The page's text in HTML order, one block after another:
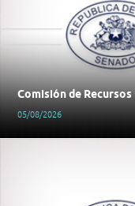
Comisión de
05/08/2026